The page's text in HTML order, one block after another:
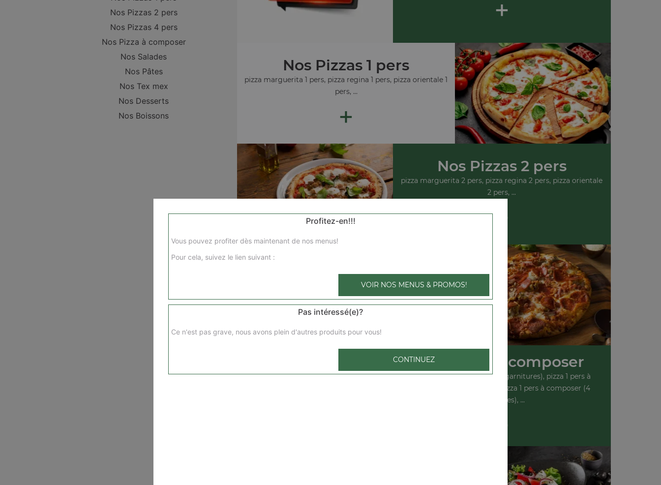
Nos Pizzas 2 pers
Nos Pizzas 4 pers
Nos Pizza à composer
Nos Salades
Nos Pâtes
Nos Tex mex
Nos Desserts
Nos Boissons
+
Nos Pizzas 1 pers
pizza marguerita 1 pers, pizza regina 1 pers, pizza orientale 1
pers, ...
+
Nos Pizzas 2 pers
pizza marguerita 2 pers, pizza regina 2 pers, pizza orientale
2 pers, ...
pizza marguerita 4 pers, pizza regina 4 pers, pizza orientale
+
Nos Pizza à composer
pizza 1 pers à composer (2 garnitures), pizza 1 pers à
composer (3 garnitures), pizza 1 pers à composer (4
garnitures), ...
Profitez-en!!!
Vous pouvez profiter dès maintenant de nos menus!
Pour cela, suivez le lien suivant :
VOIR NOS MENUS & PROMOS!
Pas intéressé(e)?
Ce n'est pas grave, nous avons plein d'autres produits pour vous!
CONTINUEZ